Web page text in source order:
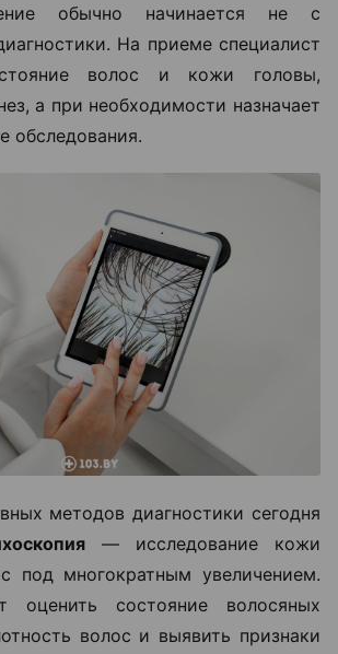
обычно начинается не с
На приеме специалист
волос и кожи головы,
а при необходимости назначает
обследования.
методов диагностики сегодня
— исследование кожи
под многократным увеличением.
оценить состояние волосяных
волос и выявить признаки